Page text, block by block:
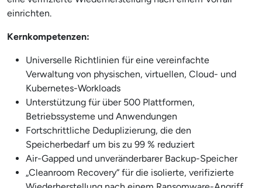
einrichten.
Kernkompetenzen:
Universelle Richtlinien für eine vereinfachte
Verwaltung von physischen, virtuellen, Cloud- und
Kubernetes-Workloads
Unterstützung für über 500 Plattformen,
Betriebssysteme und Anwendungen
Fortschrittliche Deduplizierung, die den
Speicherbedarf um bis zu 99 % reduziert
Air-Gapped und unveränderbarer Backup-Speicher
„Cleanroom Recovery“ für die isolierte, verifizierte